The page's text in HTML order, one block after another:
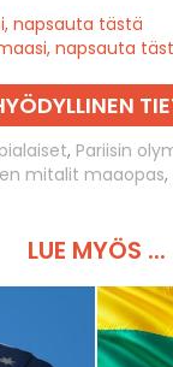
napsauta tästä
napsauta
, Pariisin
mitalit maaopas,
LUE MYÖS ...